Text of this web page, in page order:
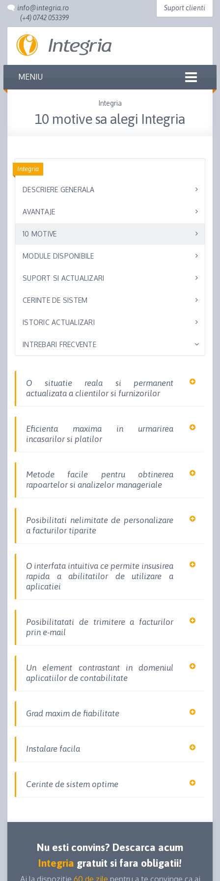
Suport clienti
info@integria.ro
(+4) 0742 053399
TOGGLE
MENIU
Integria
10 motive sa alegi Integria
Integria
DESCRIERE GENERALA
AVANTAJE
10 MOTIVE
MODULE DISPONIBILE
SUPORT SI ACTUALIZARI
CERINTE DE SISTEM
ISTORIC ACTUALIZARI
INTREBARI FRECVENTE
O situatie reala si permanent
actualizata a clientilor si furnizorilor
Eficienta maxima in urmarirea
incasarilor si platilor
Metode facile pentru obtinerea
rapoartelor si analizelor manageriale
Posibilitati nelimitate de personalizare
a facturilor tiparite
O interfata intuitiva ce permite insusirea
rapida a abilitatilor de utilizare a
aplicatiei
Posibilitatati de trimitere a facturilor
prin e-mail
Un element contrastant in domeniul
aplicatiilor de contabilitate
Grad maxim de fiabilitate
Instalare facila
Cerinte de sistem optime
Nu esti convins? Descarca acum
Integria gratuit si fara obligatii!
Ai la dispozitie 60 de zile pentru a te convinge ca ai